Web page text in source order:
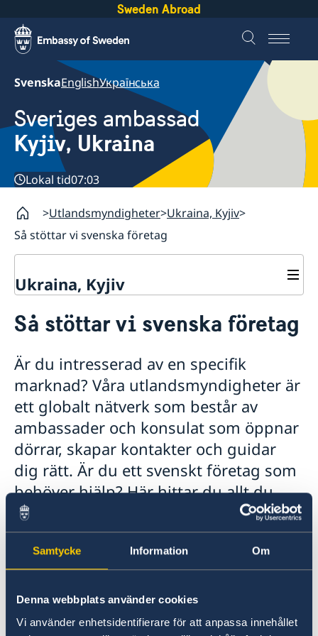
Samtycke Information Om
Denna webbplats använder cookies
Vi använder enhetsidentifierare för att anpassa innehållet
Sweden Abroad
SvenskaEnglishУкраїнська
Sveriges ambassad
Kyjiv, Ukraina
Lokal tid07:03
Utlandsmyndigheter Ukraina, Kyjiv
Så stöttar vi svenska företag
Ukraina, Kyjiv
Ambassadör
Om oss
Dataskyddspolicy (GDPR)
Kamerabevakning vid ambassaden
Så stöttar vi svenska företag
Vi är en resurs för svenska företag
Team Sweden
Så kan du få stöd
Svenska företag i Ukraina
Anmäl handelshinder
Aktuellt
Så stöttar vi svenska företag
Är du intresserad av en specifik
marknad? Våra utlandsmyndigheter är
ett globalt nätverk som består av
ambassader och konsulat som öppnar
dörrar, skapar kontakter och guidar
dig rätt. Är du ett svenskt företag som
behöver hjälp? Här hittar du allt du
behöver för att ta nästa steg – enkelt
och samlat.
Vad är rätt ingång för att göra
affärer i Ukraina?